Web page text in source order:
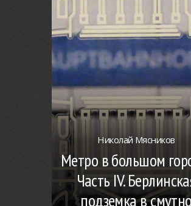
Николай Мясников
Метро в большом
Часть IV.
подземка в